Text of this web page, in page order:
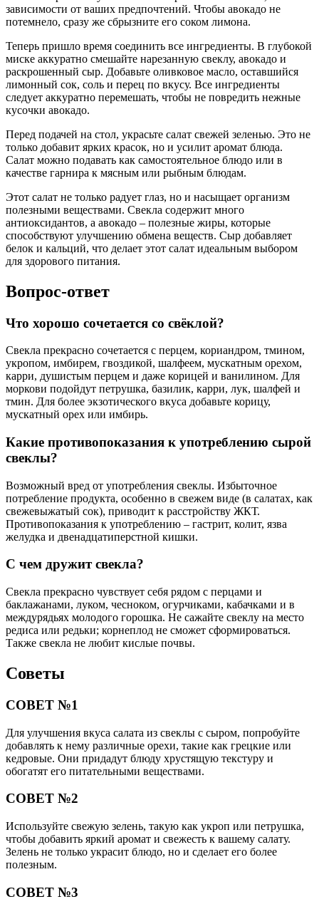
зависимости от ваших предпочтений. Чтобы авокадо не
потемнело, сразу же сбрызните его соком лимона.
Теперь пришло время соединить все ингредиенты. В глубокой
миске аккуратно смешайте нарезанную свеклу, авокадо и
раскрошенный сыр. Добавьте оливковое масло, оставшийся
лимонный сок, соль и перец по вкусу. Все ингредиенты
следует аккуратно перемешать, чтобы не повредить нежные
кусочки авокадо.
Перед подачей на стол, украсьте салат свежей зеленью. Это не
только добавит ярких красок, но и усилит аромат блюда.
Салат можно подавать как самостоятельное блюдо или в
качестве гарнира к мясным или рыбным блюдам.
Этот салат не только радует глаз, но и насыщает организм
полезными веществами. Свекла содержит много
антиоксидантов, а авокадо – полезные жиры, которые
способствуют улучшению обмена веществ. Сыр добавляет
белок и кальций, что делает этот салат идеальным выбором
для здорового питания.
Вопрос-ответ
Что хорошо сочетается со свёклой?
Свекла прекрасно сочетается с перцем, кориандром, тмином,
укропом, имбирем, гвоздикой, шалфеем, мускатным орехом,
карри, душистым перцем и даже корицей и ванилином. Для
моркови подойдут петрушка, базилик, карри, лук, шалфей и
тмин. Для более экзотического вкуса добавьте корицу,
мускатный орех или имбирь.
Какие противопоказания к употреблению сырой
свеклы?
Возможный вред от употребления свеклы. Избыточное
потребление продукта, особенно в свежем виде (в салатах, как
свежевыжатый сок), приводит к расстройству ЖКТ.
Противопоказания к употреблению – гастрит, колит, язва
желудка и двенадцатиперстной кишки.
С чем дружит свекла?
Свекла прекрасно чувствует себя рядом с перцами и
баклажанами, луком, чесноком, огурчиками, кабачками и в
междурядьях молодого горошка. Не сажайте свеклу на место
редиса или редьки; корнеплод не сможет сформироваться.
Также свекла не любит кислые почвы.
Советы
СОВЕТ №1
Для улучшения вкуса салата из свеклы с сыром, попробуйте
добавлять к нему различные орехи, такие как грецкие или
кедровые. Они придадут блюду хрустящую текстуру и
обогатят его питательными веществами.
СОВЕТ №2
Используйте свежую зелень, такую как укроп или петрушка,
чтобы добавить яркий аромат и свежесть к вашему салату.
Зелень не только украсит блюдо, но и сделает его более
полезным.
СОВЕТ №3